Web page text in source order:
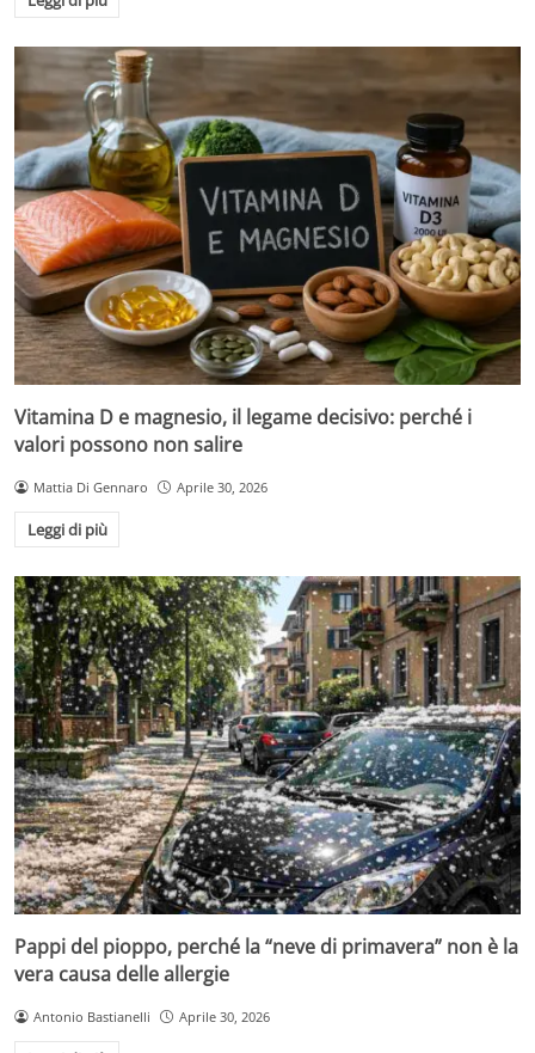
Vitamina D e magnesio, il legame decisivo: perché i
valori possono non salire
Mattia Di Gennaro Aprile 30, 2026
Leggi di più
Pappi del pioppo, perché la “neve di primavera” non è la
vera causa delle allergie
Antonio Bastianelli Aprile 30, 2026